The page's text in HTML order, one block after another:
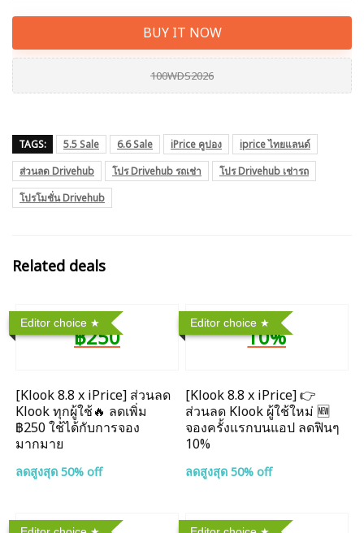
BUY IT NOW
100WDS2026
TAGS: 5.5 Sale 6.6 Sale iPrice คูปอง
iprice ไทยแลนด์
ส่วนลด Drivehub
โปร Drivehub รถเช่า
โปร Drivehub เช่ารถ
โปรโมชั่น Drivehub
Related deals
Editor choice
฿250
[Klook 8.8 x iPrice] ส่วนลด
Klook ทุกผู้ใช้🔥 ลดเพิ่ม
฿250 ใช้ได้กับการจอง
มากมาย
ลดสูงสุด 50% off
Editor choice
10%
[Klook 8.8 x iPrice] 👉
ส่วนลด Klook ผู้ใช้ใหม่ 🆕
จองครั้งแรกบนแอป ลดฟินๆ
10%
ลดสูงสุด 50% off